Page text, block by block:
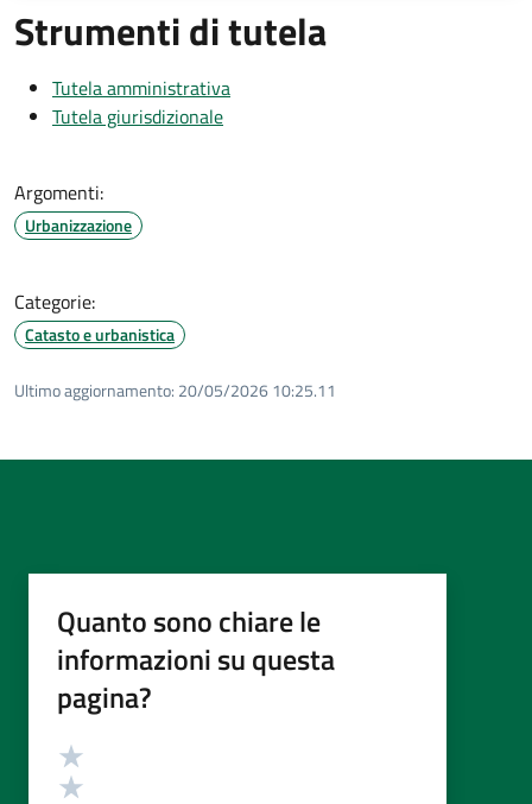
Strumenti di tutela
Tutela amministrativa
Tutela giurisdizionale
Argomenti:
Urbanizzazione
Categorie:
Catasto e urbanistica
Ultimo aggiornamento: 20/05/2026 10:25.11
Quanto sono chiare le
informazioni su questa
pagina?
Valutazione